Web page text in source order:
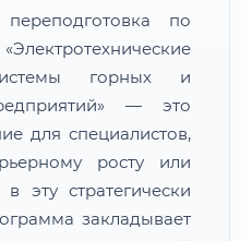
переподготовка по
горных и
— это
для специалистов,
росту или
эту стратегически
закладывает